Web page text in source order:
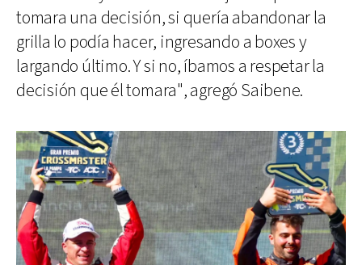
tomara una decisión, si quería abandonar la
grilla lo podía hacer, ingresando a boxes y
largando último. Y si no, íbamos a respetar la
decisión que él tomara", agregó Saibene.